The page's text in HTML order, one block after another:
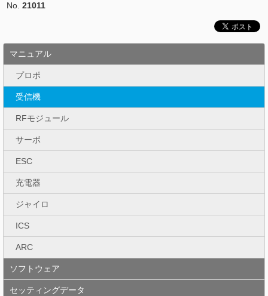
No. 21011
マニュアル
プロポ
受信機
RFモジュール
サーボ
ESC
充電器
ジャイロ
ICS
ARC
ソフトウェア
セッティングデータ